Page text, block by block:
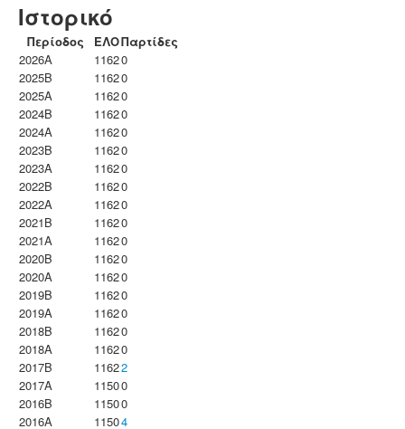
Ιστορικό
Περίοδος ΕΛΟΠαρτίδες
2026A
11620
2025B
11620
2025A
11620
2024B
11620
2024A
11620
2023B
11620
2023Α
11620
2022B
11620
2022A
11620
2021B
11620
2021A
11620
2020B
11620
2020A
11620
2019B
11620
2019A
11620
2018B
11620
2018A
11620
2017B
11622
2017A
11500
2016B
11500
2016A
11504